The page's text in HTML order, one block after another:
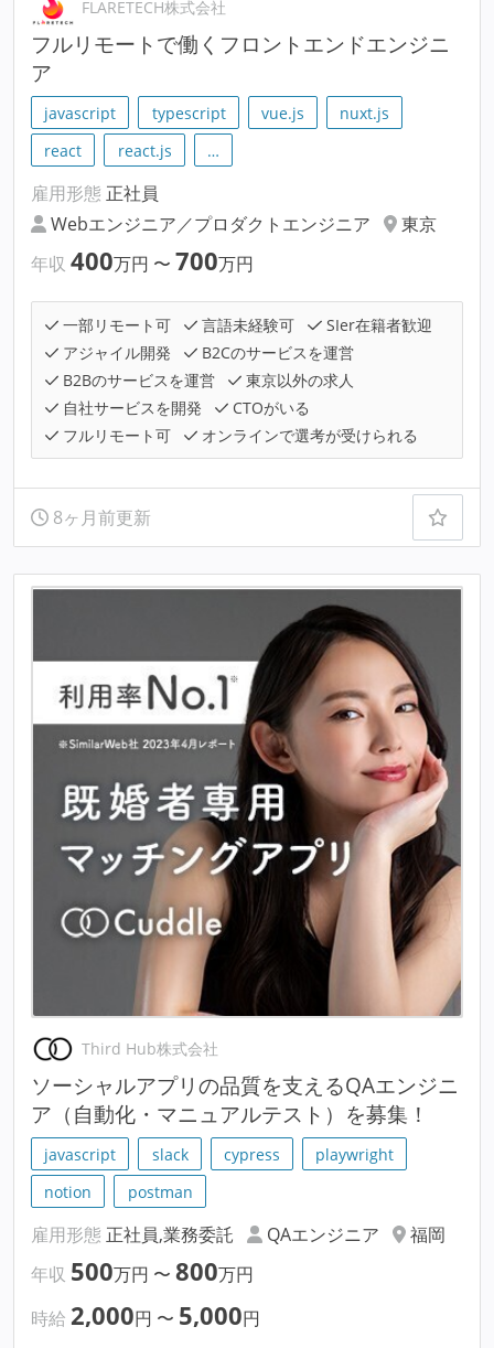
FLARETECH株式会社
フルリモートで働くフロントエンドエンジニ
ア
javascript typescript vue.js
nuxt.js
react
react.js …
雇用形態 正社員
Webエンジニア／プロダクトエンジニア
東京
年収 400万円 〜 700万円
一部リモート可 言語未経験可
SIer在籍者歓迎
アジャイル開発
B2Cのサービスを運営
B2Bのサービスを運営
東京以外の求人
自社サービスを開発
CTOがいる
フルリモート可
オンラインで選考が受けられる
8ヶ月前更新
Third Hub株式会社
ソーシャルアプリの品質を支えるQAエンジニ
ア（自動化・マニュアルテスト）を募集！
javascript slack cypress
playwright
notion
postman
雇用形態 正社員,業務委託 QAエンジニア
福岡
年収 500万円 〜 800万円
時給 2,000円 〜 5,000円